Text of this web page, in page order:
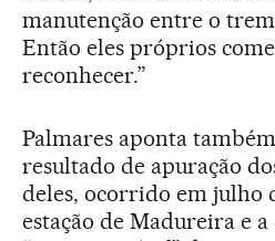
manutenção entre o
Então eles próprios
reconhecer.”
Palmares aponta
resultado de apuração
deles, ocorrido em julho
estação de Madureira e